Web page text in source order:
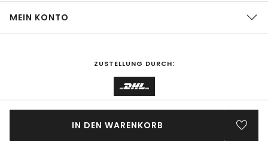
IN DEN WARENKORB
MEIN KONTO
ZUSTELLUNG DURCH:
EINKAUFEN IN Deutschland